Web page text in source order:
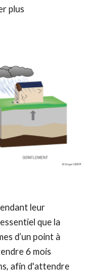
plus
leur
que la
d’un point à
6 mois
afin d'attendre